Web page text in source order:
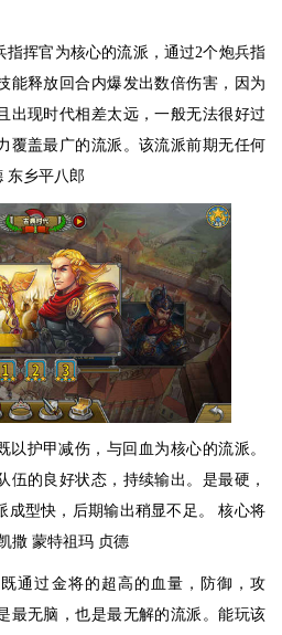
指挥官为核心的流派，通过2个炮兵指
能释放回合内爆发出数倍伤害，因为
出现时代相差太远，一般无法很好过
覆盖最广的流派。该流派前期无任何
东乡平八郎
以护甲减伤，与回血为核心的流派。
伍的良好状态，持续输出。是最硬，
成型快，后期输出稍显不足。 核心将
撒 蒙特祖玛 贞德
通过金将的超高的血量，防御，攻
最无脑，也是最无解的流派。能玩该